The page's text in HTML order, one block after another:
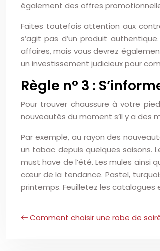
également des offres
Faites toutefois attention aux
s’agit pas d’un produit
affaires, mais vous devrez
un investissement judicieux pour
Règle n° 3 :
Pour trouver chaussure à votre
nouveautés du moment s’il y a des
Par exemple, au rayon des
un tabac depuis quelques saisons.
must have de l’été. Les mules ainsi
cœur de la tendance. Pastel,
printemps. Feuilletez les
Comment choisir une robe de